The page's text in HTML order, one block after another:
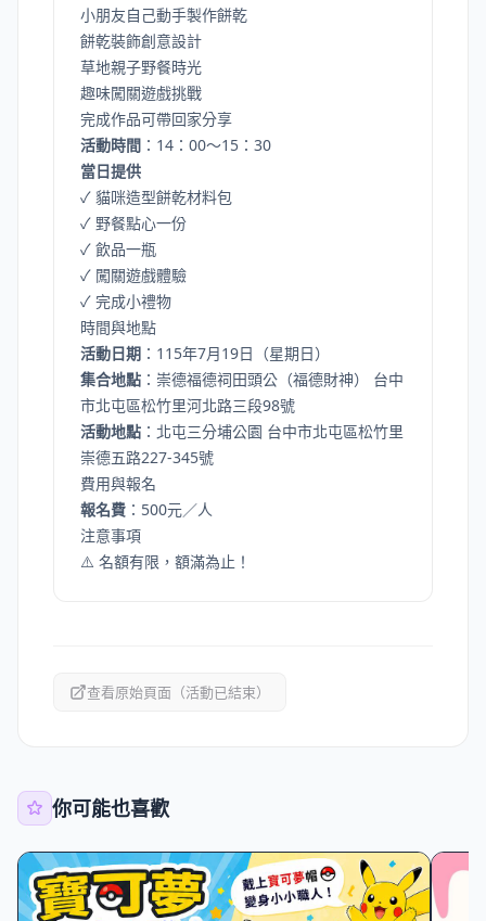
小朋友自己動手製作餅乾
餅乾裝飾創意設計
草地親子野餐時光
趣味闖關遊戲挑戰
完成作品可帶回家分享
活動時間 ：14：00～15：30
當日提供
✓ 貓咪造型餅乾材料包
✓ 野餐點心一份
✓ 飲品一瓶
✓ 闖關遊戲體驗
✓ 完成小禮物
時間與地點
活動日期 ：115年7月19日（星期日）
集合地點 ：崇德福德祠田頭公（福德財神） 台中
市北屯區松竹里河北路三段98號
活動地點 ：北屯三分埔公園 台中市北屯區松竹里
崇德五路227-345號
費用與報名
報名費 ：500元／人
注意事項
⚠️ 名額有限，額滿為止！
查看原始頁面（活動已結束）
你可能也喜歡